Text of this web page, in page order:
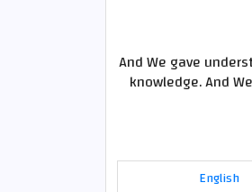
And We gave
knowledge. And
English